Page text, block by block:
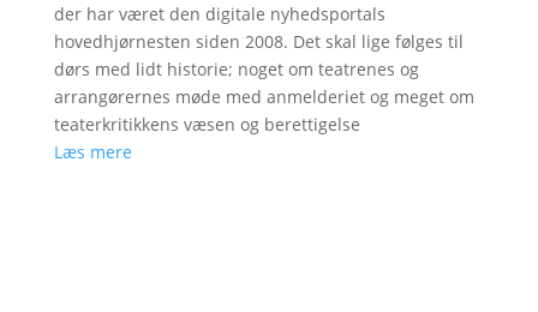
der har været den digitale nyhedsportals
hovedhjørnesten siden 2008. Det skal lige følges til
dørs med lidt historie; noget om teatrenes og
arrangørernes møde med anmelderiet og meget om
teaterkritikkens væsen og berettigelse
Læs mere